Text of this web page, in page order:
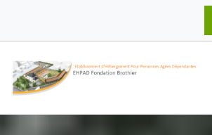
content